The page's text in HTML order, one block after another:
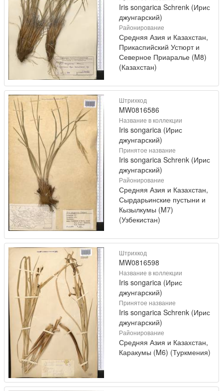
Iris songarica Schrenk (Ирис
джунгарский)
Районирование
Средняя Азия и Казахстан,
Прикаспийский Устюрт и
Северное Приаралье (M8)
(Казахстан)
Штрихкод
MW0816586
Название в коллекции
Iris songarica (Ирис
джунгарский)
Принятое название
Iris songarica Schrenk (Ирис
джунгарский)
Районирование
Средняя Азия и Казахстан,
Сырдарьинские пустыни и
Кызылкумы (M7)
(Узбекистан)
Штрихкод
MW0816598
Название в коллекции
Iris songarica (Ирис
джунгарский)
Принятое название
Iris songarica Schrenk (Ирис
джунгарский)
Районирование
Средняя Азия и Казахстан,
Каракумы (M6) (Туркмения)